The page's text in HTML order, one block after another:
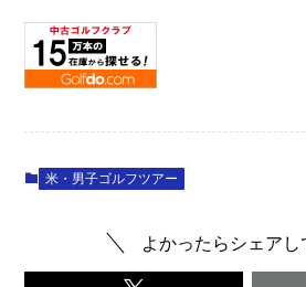
米・男子ゴルフツアー
よかったらシェアし